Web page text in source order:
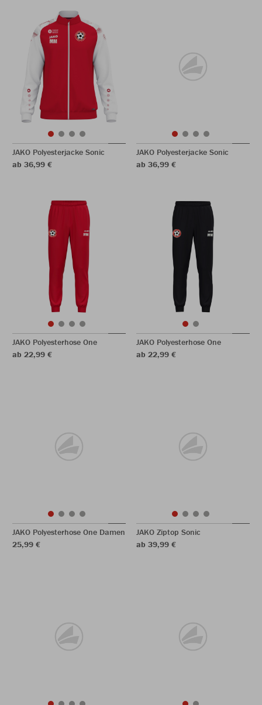
JAKO Polyesterjacke Sonic
ab 36,99 €
JAKO Polyesterjacke Sonic
ab 36,99 €
JAKO Polyesterhose One
ab 22,99 €
JAKO Polyesterhose One
ab 22,99 €
JAKO Polyesterhose One Damen
25,99 €
JAKO Ziptop Sonic
ab 39,99 €